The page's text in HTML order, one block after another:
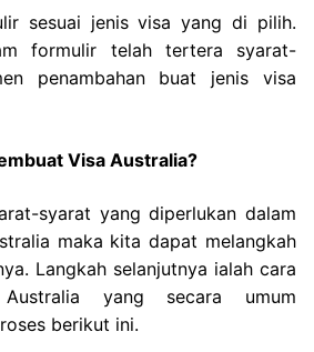
sesuai jenis visa yang di pilih.
formulir telah tertera syarat-
penambahan buat jenis visa
Visa Australia?
syarat yang diperlukan dalam
maka kita dapat melangkah
Langkah selanjutnya ialah cara
yang secara umum
berikut ini.